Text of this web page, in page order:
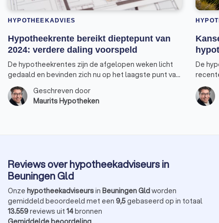
HYPOTHEEKADVIES
Hypotheekrente bereikt dieptepunt van
2024: verdere daling voorspeld
De hypotheekrentes zijn de afgelopen weken licht
gedaald en bevinden zich nu op het laagste punt van
2024. Vooral de rentepercentages voor 30, 20 en 10
jaar-vast bereikten een nieuw dieptepunt. De rente
voor 10 jaar vast, de populairste keuze onder
Geschreven door
Maurits Hypotheken
De
Reviews over hypotheekadviseurs in
Beuningen Gld
Onze hypotheekadviseursin Beuningen Gldworden
gemiddeld beoordeeld met een 9,5gebaseerd op in totaal
13.559reviews uit 14bronnen